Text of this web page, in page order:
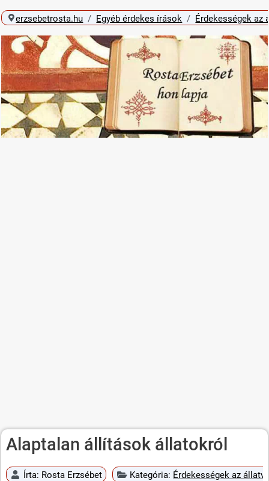
erzsebetrosta.hu Egyéb érdekes írások Érdekességek az
Alaptalan állítások állatokról
Írta: Rosta Erzsébet Kategória: Érdekességek az